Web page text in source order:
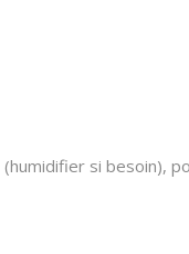
(humidifier si besoin),